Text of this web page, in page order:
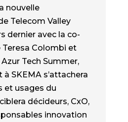
nouvelle
Telecom Valley
dernier avec la co-
Teresa Colombi et
Tech Summer,
à SKEMA s’attachera
et usages du
décideurs, CxO,
innovation